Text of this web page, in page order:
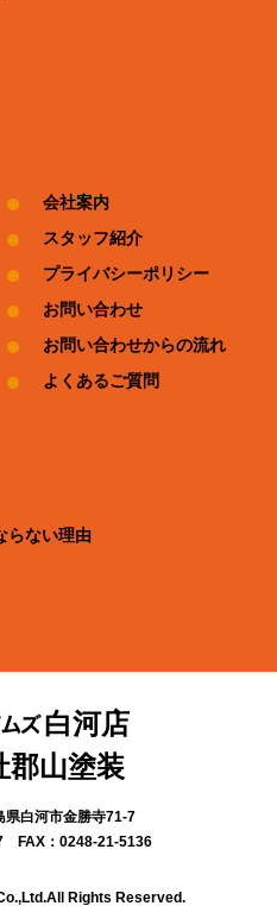
会社案内
スタッフ紹介
プライバシーポリシー
お問い合わせ
お問い合わせからの流れ
よくあるご質問
らない理由
白河店
郡山塗装
白河市金勝寺71-7
FAX：0248-21-5136
Rights Reserved.